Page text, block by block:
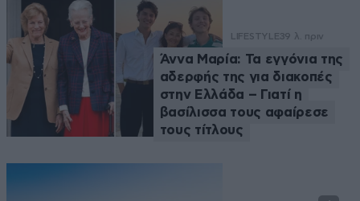
LIFESTYLE39 λ. πριν
Άννα Μαρία: Τα εγγόνια της
αδερφής της για διακοπές
στην Ελλάδα – Γιατί η
βασίλισσα τους αφαίρεσε
τους τίτλους